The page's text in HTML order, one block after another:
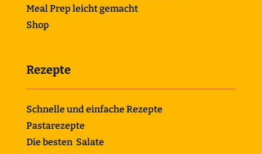
Meal Prep leicht gemacht
Shop
Rezepte
Schnelle und einfache Rezepte
Pastarezepte
Die besten Salate